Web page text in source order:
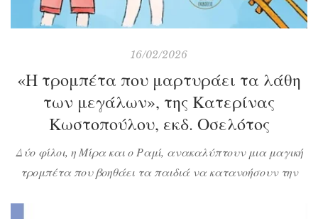
16/02/2026
«Η τρομπέτα που μαρτυράει τα λάθη
των μεγάλων», της Κατερίνας
Κωστοπούλου, εκδ. Οσελότος
Δύο φίλοι, η Μίρα και ο Ραμί, ανακαλύπτουν μια μαγική
τρομπέτα που βοηθάει τα παιδιά να κατανοήσουν την